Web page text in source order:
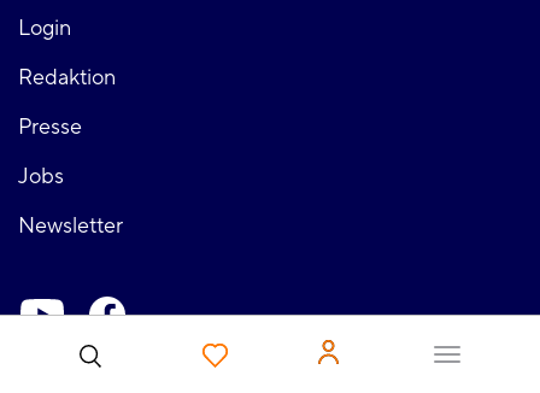
Login
Fußzeile
rechts
Redaktion
Presse
Jobs
Newsletter
Soziale-